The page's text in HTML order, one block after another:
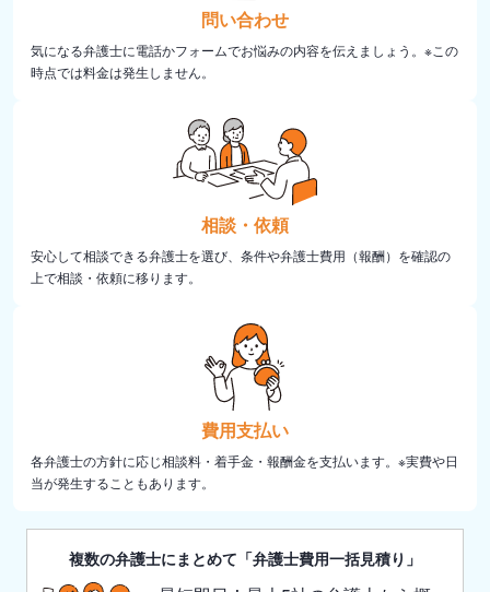
問い合わせ
気になる弁護士に電話かフォームでお悩みの内容を伝えましょう。※この
時点では料金は発生しません。
相談・依頼
安心して相談できる弁護士を選び、条件や弁護士費用（報酬）を確認の
上で相談・依頼に移ります。
費用支払い
各弁護士の方針に応じ相談料・着手金・報酬金を支払います。※実費や日
当が発生することもあります。
複数の弁護士にまとめて「弁護士費用一括見積り」